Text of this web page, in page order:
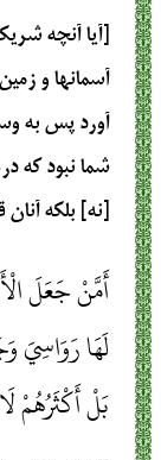
[آيا آنچه
آسمانها و
آورد پس به
شما نبود كه
[نه] بلكه آنان
أَمَّنْ جَعَلَ
لَهَا رَوَاسِيَ
بَلْ أَكْثَرُهُمْ